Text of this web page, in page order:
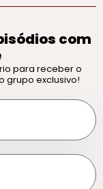
com
para receber o
grupo exclusivo!